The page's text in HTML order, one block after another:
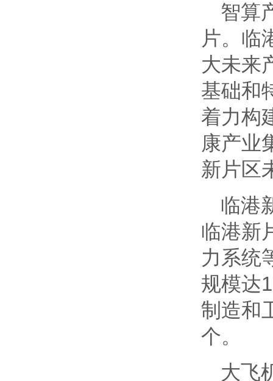
智算
片。临
大未来
基础和
着力构
康产业
新片区
临港
临港新
力系统
规模达
制造和
个。
大飞